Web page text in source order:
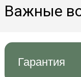
Важные
Гарантия